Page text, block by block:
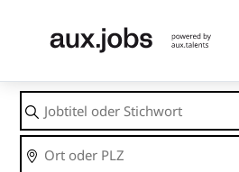
Jobtitel
oder
Stichwort
Ort